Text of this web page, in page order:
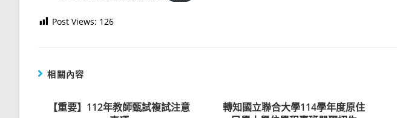
Post Views: 126
相關內容
【重要】112年教師甄試複試注意
轉知國立聯合大學114學年度原住